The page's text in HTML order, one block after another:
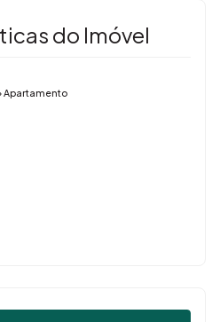
do Imóvel
Apartamento